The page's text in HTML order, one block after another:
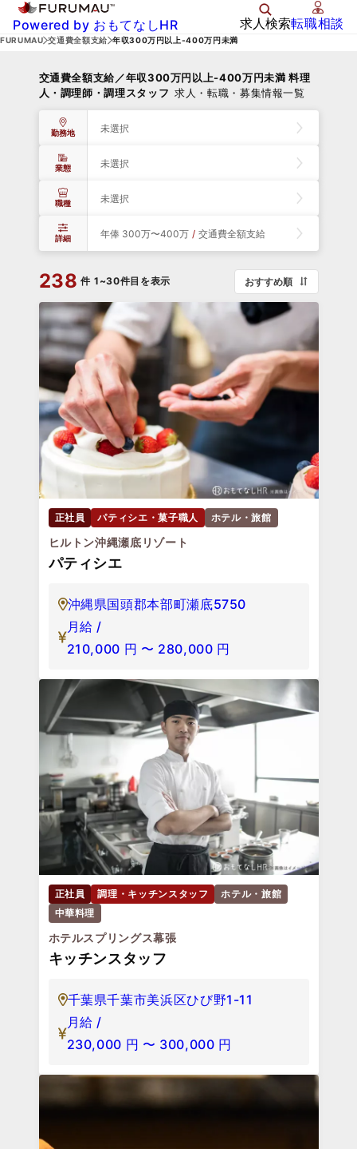
Powered by おもてなしHR 求人検索転職相談
FURUMAU 交通費全額支給 年収300万円以上-400万円未満
交通費全額支給／年収300万円以上-400万円未満 料理
人・調理師・調理スタッフ 求人・転職・募集情報一覧
勤務地 未選択
業態 未選択
職種 未選択
詳細 年俸 300万〜400万 / 交通費全額支給
238 件 1~30件目を表示 おすすめ順
正社員 パティシエ・菓子職人 ホテル・旅館
ヒルトン沖縄瀬底リゾート
パティシエ
沖縄県国頭郡本部町瀬底5750
月給 /
210,000 円 〜 280,000 円
正社員 調理・キッチンスタッフ
ホテル・旅館
中華料理
ホテルスプリングス幕張
キッチンスタッフ
千葉県千葉市美浜区ひび野1-11
月給 /
230,000 円 〜 300,000 円